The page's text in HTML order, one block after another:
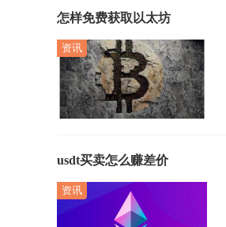
怎样免费获取以太坊
usdt买卖怎么赚差价